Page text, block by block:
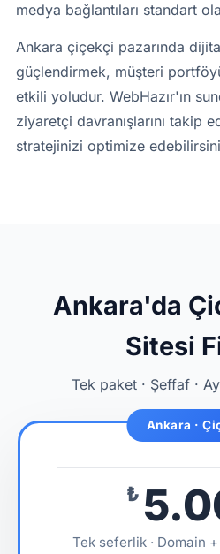
medya bağlantıları standart
Ankara çiçekçi pazarında dijital
güçlendirmek, müşteri
etkili yoludur. WebHazır'ın
ziyaretçi davranışlarını takip
stratejinizi optimize
Ankara'da
Sitesi
Tek paket · Şeffaf ·
Ankara ·
₺
Tek seferlik · Domain